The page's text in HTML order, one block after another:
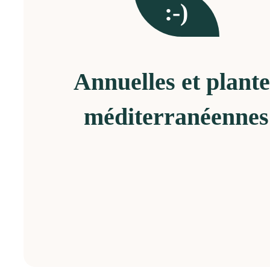
:-)
Annuelles et
méditerranéennes